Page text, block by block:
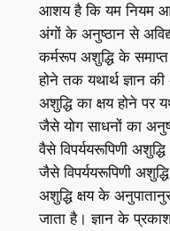
आशय है कि यम नियम
अंगों के अनुष्ठान से
कर्मरूप अशुद्धि के
होने तक यथार्थ ज्ञान की
अशुद्धि का क्षय होने पर
जैसे योग साधनों का
वैसे विपर्ययरूपिणी
जैसे विपर्ययरूपिणी
अशुद्धि क्षय के
जाता है। ज्ञान के